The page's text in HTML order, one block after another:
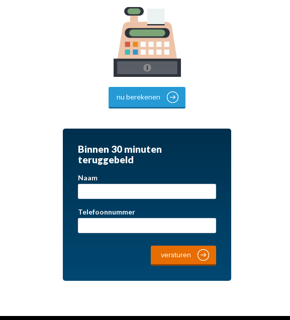
nu berekenen
Binnen 30 minuten
teruggebeld
Naam
Telefoonnummer